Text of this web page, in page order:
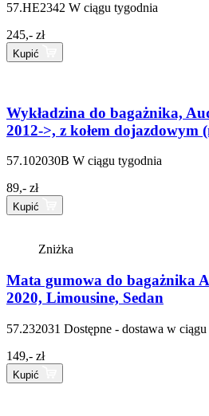
57.HE2342 W ciągu tygodnia
245,- zł
Kupić
Wykładzina do bagażnika,
2012->, z kołem dojazdowym
57.102030B W ciągu tygodnia
89,- zł
Kupić
Zniżka
Mata gumowa do bagażnika
2020, Limousine, Sedan
57.232031 Dostępne - dostawa w
149,- zł
Kupić